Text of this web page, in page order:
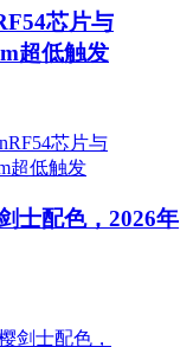
芯片与
超低触发
士配色，2026年